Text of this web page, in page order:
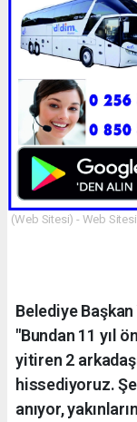
(Web Sitesi) - Web
Belediye Başkan
"Bundan 11 yıl
yitiren 2
hissediyoruz.
anıyor,